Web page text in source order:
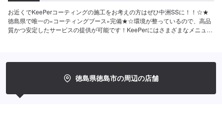
お近くでKeePerコーティングの施工をお考えの方はぜひ中洲SSに！！☆★
徳島県で唯一の«コーティングブース»完備★☆環境が整っているので、高品
質かつ安定したサービスの提供が可能です！KeePerにはさまざまなメニュー
（車サイズ）17,400円（SSサイズ）19,500円（Sサイズ）21,800円（Mサイ
ズ）23,900円（Lサイズ）28,400円（LLサイズ）32,900円（XLサイズ）＜フ
持つコーティングです。青空駐車でも綺麗を保つ！ノーメンテで1年耐久！⚪︎
徳島県徳島市の周辺の店舗